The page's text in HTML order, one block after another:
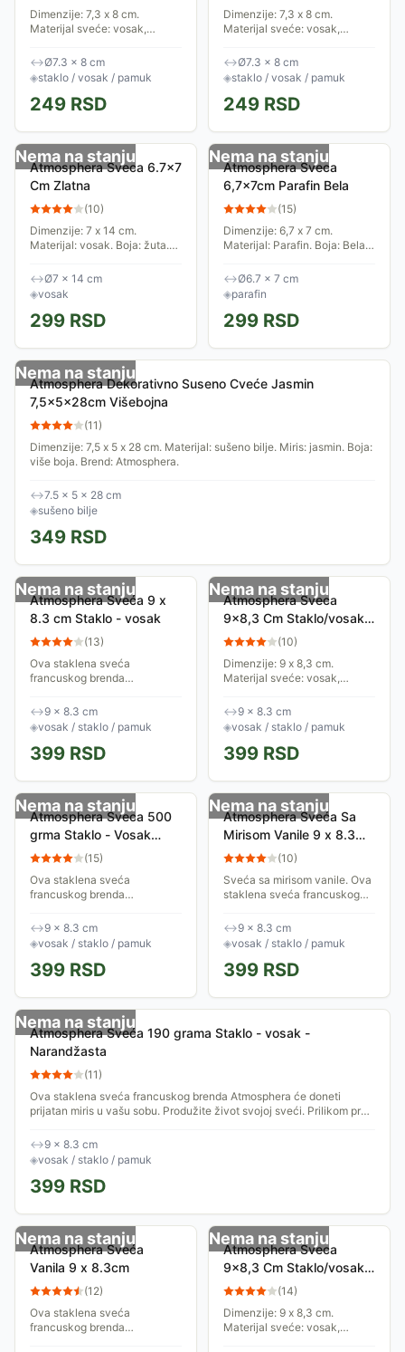
Dimenzije: 7,3 x 8 cm.
Materijal sveće: vosak,
materijal fitilja: pamuk. Boja:
roze. Miris: ruža. Trajanje:
15h. Kolekcija:...
↔Ø7.3 × 8 cm
◈staklo / vosak / pamuk
249 RSD
Dimenzije: 7,3 x 8 cm.
Materijal sveće: vosak,
materijal fitilja: pamuk. Boja:
bež. Miris: vanila. Trajanje:
15h. Kolekcija:...
↔Ø7.3 × 8 cm
◈staklo / vosak / pamuk
249 RSD
Nema na stanju
Atmosphera Sveca 6.7x7
Cm Zlatna
(10)
Dimenzije: 7 x 14 cm.
Materijal: vosak. Boja: žuta.
Brend: Atmosphera.
↔Ø7 × 14 cm
◈vosak
299 RSD
Nema na stanju
Atmosphera Sveca
6,7x7cm Parafin Bela
(15)
Dimenzije: 6,7 x 7 cm.
Materijal: Parafin. Boja: Bela.
↔Ø6.7 × 7 cm
◈parafin
299 RSD
Nema na stanju
Atmosphera Dekorativno Suseno Cveće Jasmin
7,5x5x28cm Višebojna
(11)
Dimenzije: 7,5 x 5 x 28 cm. Materijal: sušeno bilje. Miris: jasmin. Boja:
više boja. Brend: Atmosphera.
↔7.5 × 5 × 28 cm
◈sušeno bilje
349 RSD
Nema na stanju
Atmosphera Sveća 9 x
8.3 cm Staklo - vosak
(13)
Ova staklena sveća
francuskog brenda
miris u vašu sobu. Produžite
život svojoj sveći. Prilikom
prve upotrebe...
↔9 × 8.3 cm
◈vosak / staklo / pamuk
399 RSD
Nema na stanju
Atmosphera Sveca
9x8,3 Cm Staklo/vosak
Plava
(10)
Dimenzije: 9 x 8,3 cm.
Materijal sveće: vosak,
materijal fitilja: pamuk. Boja:
plava. Miris: kokos. Trajanje:
35h. Kolekcija:...
↔9 × 8.3 cm
◈vosak / staklo / pamuk
399 RSD
Nema na stanju
Atmosphera Sveca 500
grma Staklo - Vosak
Plava
(15)
Ova staklena sveća
francuskog brenda
miris u vašu sobu. Produžite
život svojoj sveći. Prilikom
prve upotrebe...
↔9 × 8.3 cm
◈vosak / staklo / pamuk
399 RSD
Nema na stanju
Atmosphera Sveća Sa
Mirisom Vanile 9 x 8.3
cm
(10)
Sveća sa mirisom vanile. Ova
staklena sveća francuskog
prijatan miris u vašu sobu.
Produžite život svojoj sveći....
↔9 × 8.3 cm
◈vosak / staklo / pamuk
399 RSD
Nema na stanju
Atmosphera Sveća 190 grama Staklo - vosak -
Narandžasta
(11)
Ova staklena sveća francuskog brenda Atmosphera će doneti
prijatan miris u vašu sobu. Produžite život svojoj sveći. Prilikom prve
↔9 × 8.3 cm
◈vosak / staklo / pamuk
399 RSD
Nema na stanju
Atmosphera Sveća
Vanila 9 x 8.3cm
(12)
Ova staklena sveća
francuskog brenda
Nema na stanju
Atmosphera Sveca
9x8,3 Cm Staklo/vosak
Svetlo Roza
(14)
Dimenzije: 9 x 8,3 cm.
Materijal sveće: vosak,